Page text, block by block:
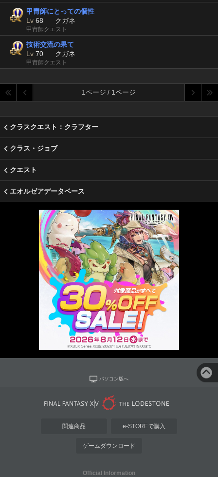
甲冑師にとっての個性
Lv 68 クガネ
甲冑師クエスト
技術交流の果て
Lv 70 クガネ
甲冑師クエスト
1ページ / 1ページ
クラスクエスト：クラフター
クラス・ジョブ
クエスト
エオルゼアデータベース
パソコン版へ
関連商品 e-STOREで購入
ゲームダウンロード
Official Information